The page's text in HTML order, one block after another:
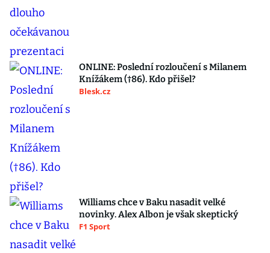
ONLINE: Poslední rozloučení s Milanem
Knížákem (†86). Kdo přišel?
Blesk.cz
Williams chce v Baku nasadit velké
novinky. Alex Albon je však skeptický
F1 Sport